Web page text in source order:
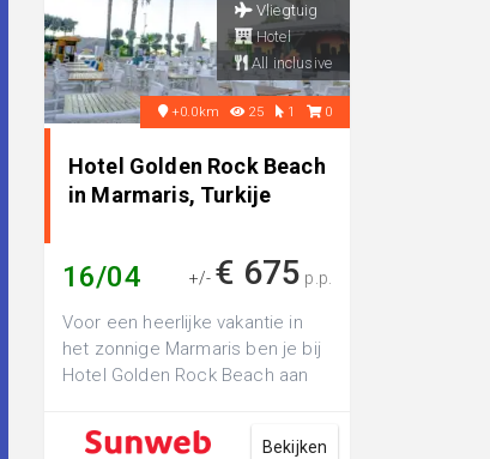
Vliegtuig
Hotel
All inclusive
+0.0km 25 1 0
Hotel Golden Rock Beach
in Marmaris, Turkije
16/04 +/- € 675 p.p.
Voor een heerlijke vakantie in
het zonnige Marmaris ben je bij
Hotel Golden Rock Beach aan
Bekijken